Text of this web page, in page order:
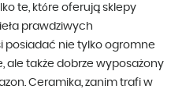
te, które oferują sklepy
prawdziwych
posiadać nie tylko ogromne
ale także dobrze wyposażony
Ceramika, zanim trafi w